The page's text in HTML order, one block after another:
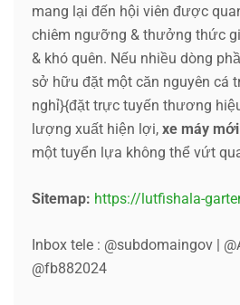
mang lại đến hội viên được
chiêm ngưỡng & thưởng thức
& khó quên. Nếu nhiều dòng
sở hữu đặt một căn nguyên cá
nghỉ}{đặt trực tuyến thương
lượng xuất hiện lợi, xe máy mới
một tuyển lựa không thể vứt
Sitemap: https://lutfishala-
Inbox tele : @subdomaingov |
@fb882024